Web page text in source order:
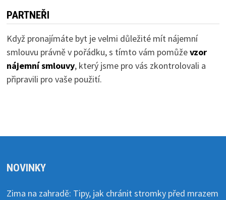
PARTNEŘI
Když pronajímáte byt je velmi důležité mít nájemní
smlouvu právně v pořádku, s tímto vám pomůževzor
nájemní smlouvy, který jsme pro vás zkontrolovali a
připravili pro vaše použití.
NOVINKY
Zima na zahradě: Tipy, jak chránit stromky před mrazem